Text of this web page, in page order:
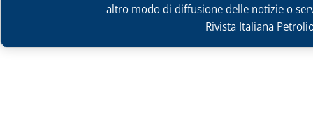
altro modo di diffusione delle notizie o
Rivista Italiana